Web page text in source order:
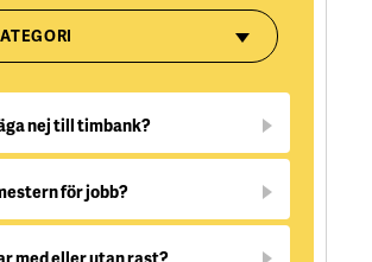
nej till timbank?
för jobb?